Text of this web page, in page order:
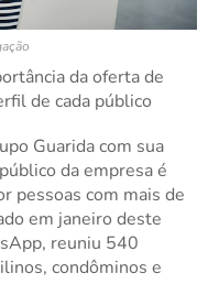
da oferta de
de cada público
Guarida com sua
da empresa é
pessoas com mais de
em janeiro deste
reuniu 540
condôminos e